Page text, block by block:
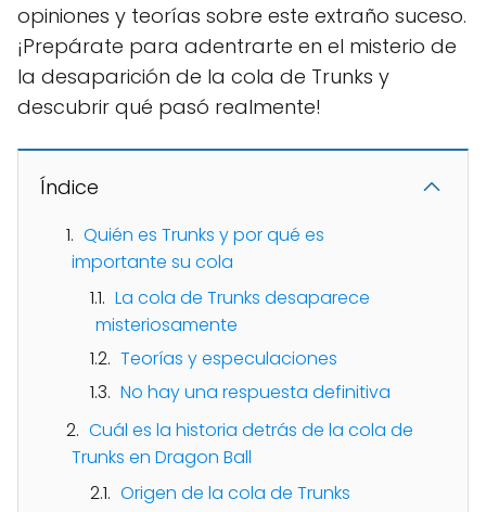
opiniones y teorías sobre este extraño suceso.
¡Prepárate para adentrarte en el misterio de
la desaparición de la cola de Trunks y
descubrir qué pasó realmente!
Índice
Quién es Trunks y por qué es
importante su cola
La cola de Trunks desaparece
misteriosamente
Teorías y especulaciones
No hay una respuesta definitiva
Cuál es la historia detrás de la cola de
Trunks en Dragon Ball
Origen de la cola de Trunks